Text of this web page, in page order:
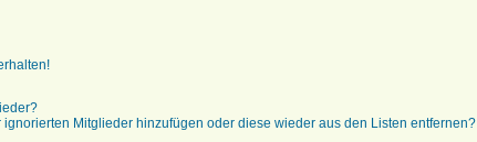
Mitglieder hinzufügen oder diese wieder aus den Listen entfernen?